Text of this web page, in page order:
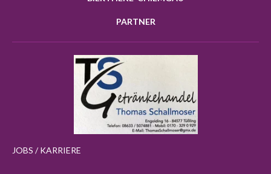
PARTNER
JOBS / KARRIERE